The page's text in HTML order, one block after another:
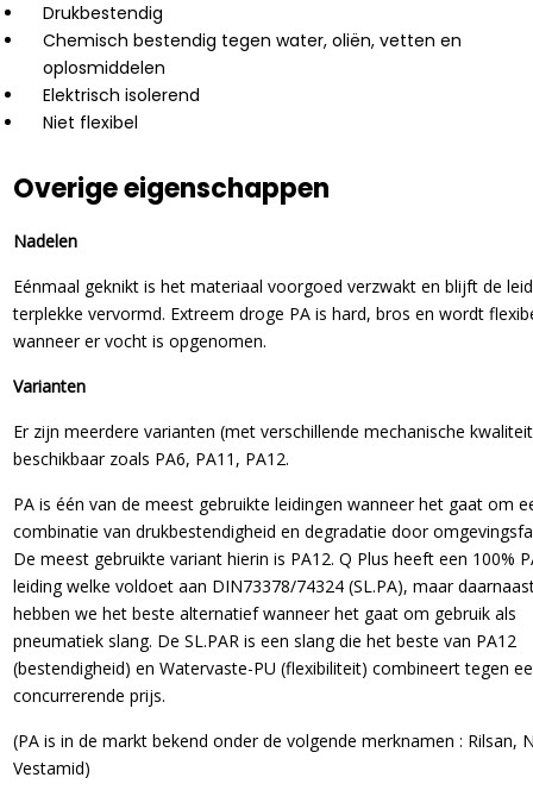
Drukbestendig
Chemisch bestendig tegen water, oliën, vetten en
oplosmiddelen
Elektrisch isolerend
Niet flexibel
Overige eigenschappen
Nadelen
Eénmaal geknikt is het materiaal voorgoed verzwakt en blijft de
terplekke vervormd. Extreem droge PA is hard, bros en wordt
wanneer er vocht is opgenomen.
Varianten
Er zijn meerdere varianten (met verschillende mechanische
beschikbaar zoals PA6, PA11, PA12.
PA is één van de meest gebruikte leidingen wanneer het gaat om
combinatie van drukbestendigheid en degradatie door
De meest gebruikte variant hierin is PA12. Q Plus heeft een 100%
leiding welke voldoet aan DIN73378/74324 (SL.PA), maar
hebben we het beste alternatief wanneer het gaat om gebruik als
pneumatiek slang. De SL.PAR is een slang die het beste van PA12
(bestendigheid) en Watervaste-PU (flexibiliteit) combineert tegen
concurrerende prijs.
(PA is in de markt bekend onder de volgende merknamen : Rilsan,
Vestamid)